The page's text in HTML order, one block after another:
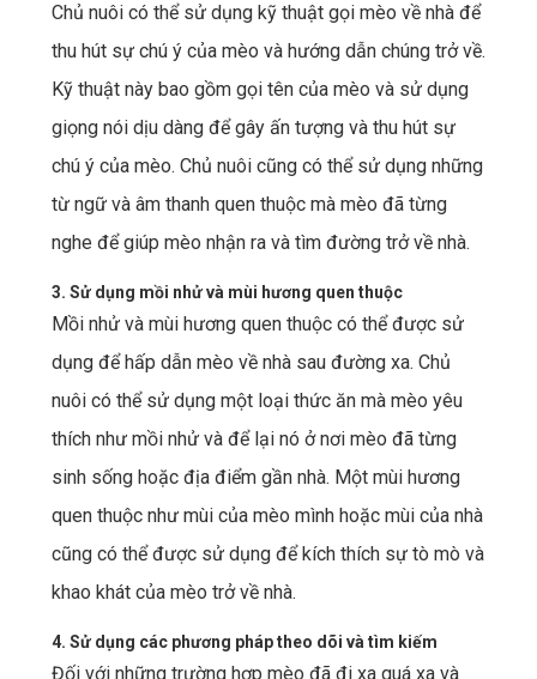
Chủ nuôi có thể sử dụng kỹ thuật gọi mèo về nhà để
thu hút sự chú ý của mèo và hướng dẫn chúng trở về.
Kỹ thuật này bao gồm gọi tên của mèo và sử dụng
giọng nói dịu dàng để gây ấn tượng và thu hút sự
chú ý của mèo. Chủ nuôi cũng có thể sử dụng những
từ ngữ và âm thanh quen thuộc mà mèo đã từng
nghe để giúp mèo nhận ra và tìm đường trở về nhà.
3. Sử dụng mồi nhử và mùi hương quen thuộc
Mồi nhử và mùi hương quen thuộc có thể được sử
dụng để hấp dẫn mèo về nhà sau đường xa. Chủ
nuôi có thể sử dụng một loại thức ăn mà mèo yêu
thích như mồi nhử và để lại nó ở nơi mèo đã từng
sinh sống hoặc địa điểm gần nhà. Một mùi hương
quen thuộc như mùi của mèo mình hoặc mùi của nhà
cũng có thể được sử dụng để kích thích sự tò mò và
khao khát của mèo trở về nhà.
4. Sử dụng các phương pháp theo dõi và tìm kiếm
Đối với những trường hợp mèo đã đi xa quá xa và